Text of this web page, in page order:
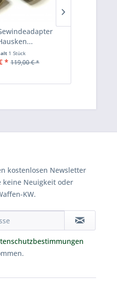
1 Stück
* 119,00 € *
kostenlosen Newsletter
keine Neuigkeit oder
KW.